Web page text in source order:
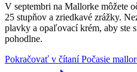
V septembri na Mallorke môžete
25 stupňov a zriedkavé zrážky.
plavky a opaľovací krém, aby ste
pohodlne.
Pokračovať v čítaníPočasie